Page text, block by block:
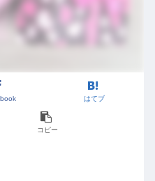
はてブ
コピー